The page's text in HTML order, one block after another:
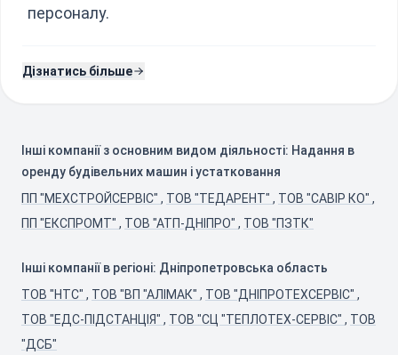
персоналу.
Дізнатись більше
Інші компанії з основним видом діяльності: Надання в
оренду будівельних машин і устатковання
ПП "МЕХСТРОЙСЕРВІС" , ТОВ "ТЕДАРЕНТ" , ТОВ "САВІР КО" ,
ПП "ЕКСПРОМТ" , ТОВ "АТП-ДНІПРО" , ТОВ "ПЗТК"
Інші компанії в регіоні: Дніпропетровська область
ТОВ "НТС" , ТОВ "ВП "АЛІМАК" , ТОВ "ДНІПРОТЕХСЕРВІС" ,
ТОВ "ЕДС-ПІДСТАНЦІЯ" , ТОВ "СЦ "ТЕПЛОТЕХ-СЕРВІС" , ТОВ
"ДСБ"